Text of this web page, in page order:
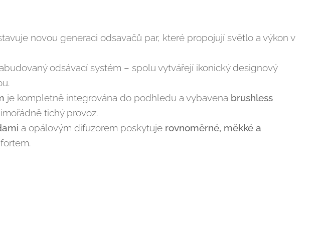
novou generaci odsavačů par, které propojují světlo a výkon v
odsávací systém – spolu vytvářejí ikonický designový
je kompletně integrována do podhledu a vybavena brushless
tichý provoz.
a opálovým difuzorem poskytuje rovnoměrné, měkké a